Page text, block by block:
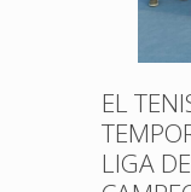
EL
LIGA